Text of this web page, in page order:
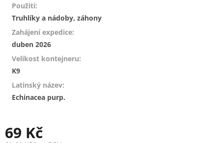
Použití:
Truhlíky a nádoby, záhony
Zahájení expedice:
duben 2026
Velikost kontejneru:
K9
Latinský název:
Echinacea purp.
69 Kč